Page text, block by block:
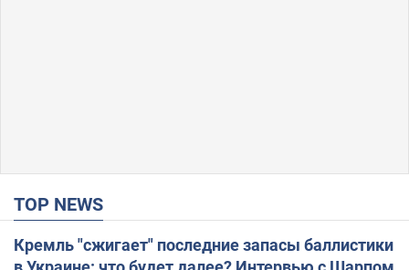
TOP NEWS
Кремль "сжигает" последние запасы баллистики